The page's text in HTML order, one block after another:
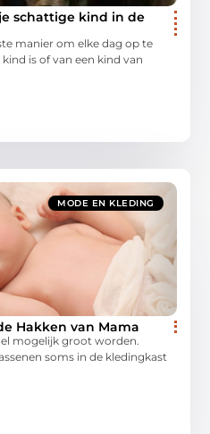
schattige kind in de
manier om elke dag op te
is of van een kind van
MODE EN KLEDING
Hakken van Mama
mogelijk groot worden.
soms in de kledingkast